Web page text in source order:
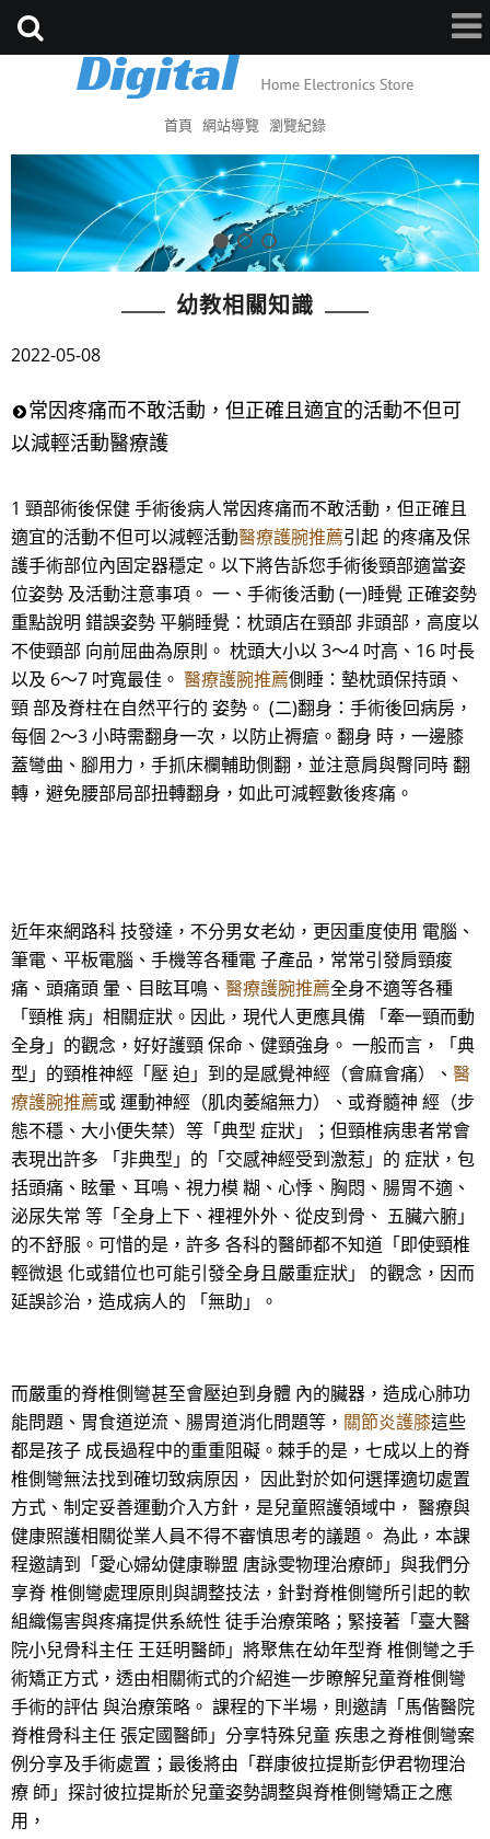
首頁 網站導覽 瀏覽紀錄
幼教相關知識
2022-05-08
常因疼痛而不敢活動，但正確且適宜的活動不但可
以減輕活動醫療護
1 頸部術後保健 手術後病人常因疼痛而不敢活動，但正確且
適宜的活動不但可以減輕活動醫療護腕推薦引起 的疼痛及保
護手術部位內固定器穩定。以下將告訴您手術後頸部適當姿
位姿勢 及活動注意事項。 一、手術後活動 (一)睡覺 正確姿勢
重點說明 錯誤姿勢 平躺睡覺：枕頭店在頸部 非頭部，高度以
不使頸部 向前屈曲為原則。 枕頭大小以 3～4 吋高、16 吋長
以及 6～7 吋寬最佳。 醫療護腕推薦側睡：墊枕頭保持頭、
頸 部及脊柱在自然平行的 姿勢。 (二)翻身：手術後回病房，
每個 2～3 小時需翻身一次，以防止褥瘡。翻身 時，一邊膝
蓋彎曲、腳用力，手抓床欄輔助側翻，並注意肩與臀同時 翻
轉，避免腰部局部扭轉翻身，如此可減輕數後疼痛。
近年來網路科 技發達，不分男女老幼，更因重度使用 電腦、
筆電、平板電腦、手機等各種電 子產品，常常引發肩頸痠
痛、頭痛頭 暈、目眩耳鳴、 醫療護腕推薦全身不適等各種
「頸椎 病」相關症狀。因此，現代人更應具備 「牽一頸而動
全身」的觀念，好好護頸 保命、健頸強身。 一般而言，「典
型」的頸椎神經「壓 迫」到的是感覺神經（會麻會痛）、 醫
療護腕推薦或 運動神經（肌肉萎縮無力）、或脊髓神 經（步
態不穩、大小便失禁）等「典型 症狀」；但頸椎病患者常會
表現出許多 「非典型」的「交感神經受到激惹」的 症狀，包
括頭痛、眩暈、耳鳴、視力模 糊、心悸、胸悶、腸胃不適、
泌尿失常 等「全身上下、裡裡外外、從皮到骨、 五臟六腑」
的不舒服。可惜的是，許多 各科的醫師都不知道「即使頸椎
輕微退 化或錯位也可能引發全身且嚴重症狀」 的觀念，因而
延誤診治，造成病人的 「無助」。
而嚴重的脊椎側彎甚至會壓迫到身體 內的臟器，造成心肺功
能問題、胃食道逆流、腸胃道消化問題等， 關節炎護膝這些
都是孩子 成長過程中的重重阻礙。棘手的是，七成以上的脊
椎側彎無法找到確切致病原因， 因此對於如何選擇適切處置
方式、制定妥善運動介入方針，是兒童照護領域中， 醫療與
健康照護相關從業人員不得不審慎思考的議題。 為此，本課
程邀請到「愛心婦幼健康聯盟 唐詠雯物理治療師」與我們分
享脊 椎側彎處理原則與調整技法，針對脊椎側彎所引起的軟
組織傷害與疼痛提供系統性 徒手治療策略；緊接著「臺大醫
院小兒骨科主任 王廷明醫師」將聚焦在幼年型脊 椎側彎之手
術矯正方式，透由相關術式的介紹進一步瞭解兒童脊椎側彎
手術的評估 與治療策略。 課程的下半場，則邀請「馬偕醫院
脊椎骨科主任 張定國醫師」分享特殊兒童 疾患之脊椎側彎案
例分享及手術處置；最後將由「群康彼拉提斯彭伊君物理治
療 師」探討彼拉提斯於兒童姿勢調整與脊椎側彎矯正之應
用，